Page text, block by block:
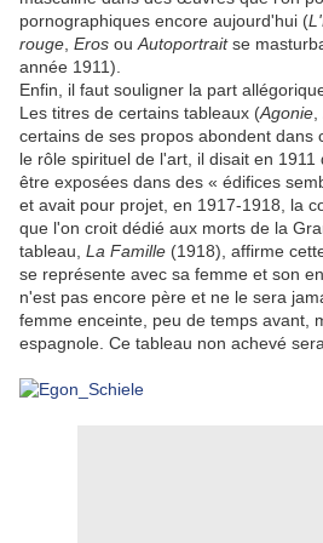
pornographiques encore aujourd'hui (
rouge Eros ou Autoportraitse
année 1911).
Enfin, il faut souligner la part
Les titres de certains tableaux (Agonie
certains de ses propos abondent dans
le rôle spirituel de l'art, il disait en
être exposées dans des « édifices
et avait pour projet, en 1917-1918, la
que l'on croit dédié aux morts de la
tableau, La Famille (1918), affirme
se représente avec sa femme et son
n'est pas encore père et ne le sera
femme enceinte, peu de temps avant,
espagnole. Ce tableau non achevé